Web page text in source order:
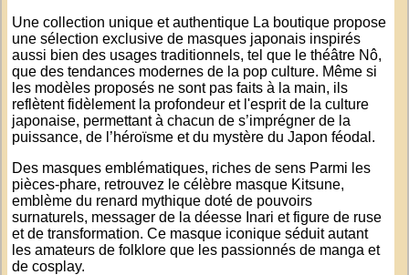
Une collection unique et authentique La boutique propose
une sélection exclusive de masques japonais inspirés
aussi bien des usages traditionnels, tel que le théâtre Nô,
que des tendances modernes de la pop culture. Même si
les modèles proposés ne sont pas faits à la main, ils
reflètent fidèlement la profondeur et l'esprit de la culture
japonaise, permettant à chacun de s’imprégner de la
puissance, de l’héroïsme et du mystère du Japon féodal.
Des masques emblématiques, riches de sens Parmi les
pièces-phare, retrouvez le célèbre masque Kitsune,
emblème du renard mythique doté de pouvoirs
surnaturels, messager de la déesse Inari et figure de ruse
et de transformation. Ce masque iconique séduit autant
les amateurs de folklore que les passionnés de manga et
de cosplay.